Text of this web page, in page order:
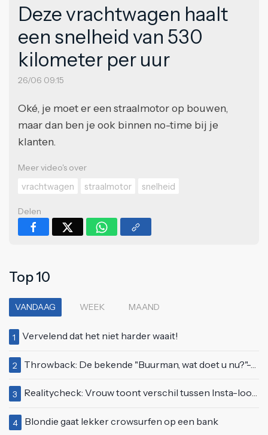
Deze vrachtwagen haalt
een snelheid van 530
kilometer per uur
26/06 09:15
Oké, je moet er een straalmotor op bouwen,
maar dan ben je ook binnen no-time bij je
klanten.
Meer video's over
vrachtwagen
straalmotor snelheid
Delen
Top 10
VANDAAG WEEK MAAND
1 Vervelend dat het niet harder waait!
2 Throwback: De bekende "Buurman, wat doet u nu?"-scène uit Flodder met Tatjana Šimić
3 Realitycheck: Vrouw toont verschil tussen Insta-look en realiteit
4 Blondie gaat lekker crowsurfen op een bank